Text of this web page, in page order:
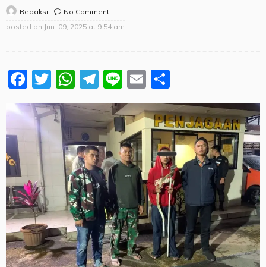
Redaksi
No Comment
posted on Jun. 09, 2025 at 9:54 am
Facebook
Twitter
WhatsApp
Telegram
LineEmail